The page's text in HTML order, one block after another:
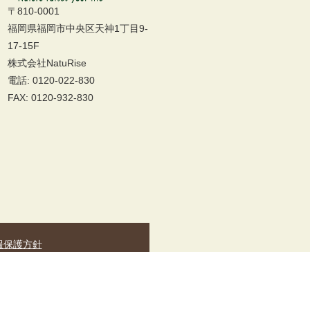
〒810-0001
福岡県福岡市中央区天神1丁目9-
17-15F
株式会社NatuRise
電話: 0120-022-830
FAX: 0120-932-830
保護方針